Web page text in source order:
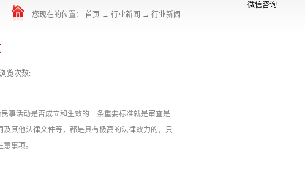
您现在的位置： 首页 → 行业新闻 → 行业新闻
浏览次数:
事活动是否成立和生效的一条重要标准就是审查是
其他法律文件等，都是具有极高的法律效力的，只
意事项。
微信咨询